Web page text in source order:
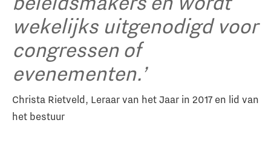
wekelijks uitgenodigd voor
congressen of
evenementen.’
Christa Rietveld, Leraar van het Jaar in 2017 en lid van
het bestuur